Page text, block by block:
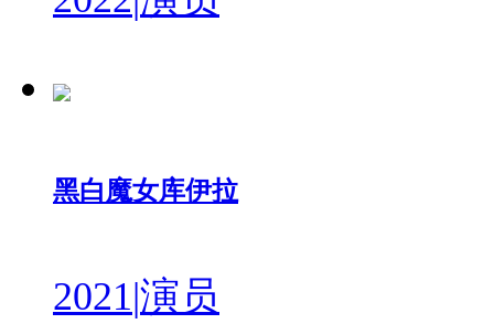
黑白魔女库伊拉
2021|演员